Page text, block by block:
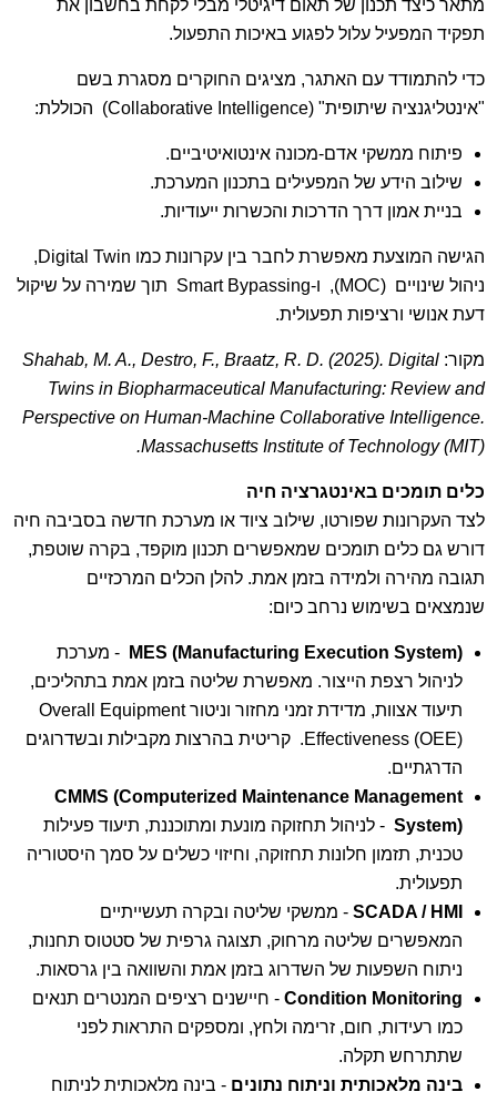
מתאר כיצד תכנון של תאום דיגיטלי מבלי לקחת בחשבון את
תפקיד המפעיל עלול לפגוע באיכות התפעול.
כדי להתמודד עם האתגר, מציגים החוקרים מסגרת בשם
"אינטליגנציה שיתופית" (Collaborative Intelligence) הכוללת:
פיתוח ממשקי אדם-מכונה אינטואיטיביים.
שילוב הידע של המפעילים בתכנון המערכת.
בניית אמון דרך הדרכות והכשרות ייעודיות.
הגישה המוצעת מאפשרת לחבר בין עקרונות כמו Digital Twin,
ניהול שינויים (MOC), ו-Smart Bypassing תוך שמירה על שיקול
דעת אנושי ורציפות תפעולית.
מקור:Shahab, M. A., Destro, F., Braatz, R. D. (2025). Digital
Twins in Biopharmaceutical Manufacturing: Review and
Perspective on Human-Machine Collaborative Intelligence.
Massachusetts Institute of Technology (MIT).
כלים תומכים באינטגרציה חיה
לצד העקרונות שפורטו, שילוב ציוד או מערכת חדשה בסביבה חיה
דורש גם כלים תומכים שמאפשרים תכנון מוקפד, בקרה שוטפת,
תגובה מהירה ולמידה בזמן אמת. להלן הכלים המרכזיים
שנמצאים בשימוש נרחב כיום:
MES (Manufacturing Execution System)
- מערכת
לניהול רצפת הייצור. מאפשרת שליטה בזמן אמת בתהליכים,
תיעוד אצוות, מדידת זמני מחזור וניטור Overall Equipment
Effectiveness (OEE). קריטית בהרצות מקבילות ובשדרוגים
הדרגתיים.
CMMS (Computerized Maintenance Management
System) - לניהול תחזוקה מונעת ומתוכננת, תיעוד פעילות
טכנית, תזמון חלונות תחזוקה, וחיזוי כשלים על סמך היסטוריה
תפעולית.
SCADA / HMI - ממשקי שליטה ובקרה תעשייתיים
המאפשרים שליטה מרחוק, תצוגה גרפית של סטטוס תחנות,
ניתוח השפעות של השדרוג בזמן אמת והשוואה בין גרסאות.
Condition Monitoring - חיישנים רציפים המנטרים תנאים
כמו רעידות, חום, זרימה ולחץ, ומספקים התראות לפני
שתתרחש תקלה.
בינה מלאכותית וניתוח נתונים - בינה מלאכותית לניתוח